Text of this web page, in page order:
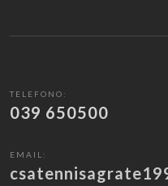
TELEFONO:
039 650500
EMAIL: